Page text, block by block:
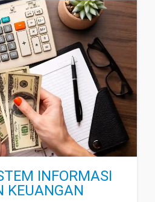
INFORMASI
KEUANGAN